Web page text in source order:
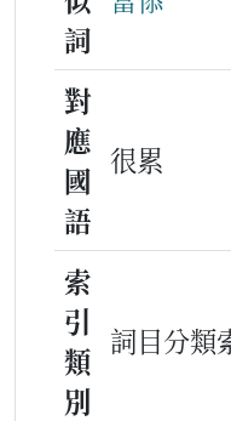
詞
對
應
國
語
很累
索
引
類
別
詞目分類